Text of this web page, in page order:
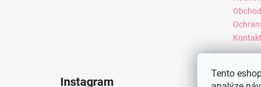
Tento
Kontakt
Instagram